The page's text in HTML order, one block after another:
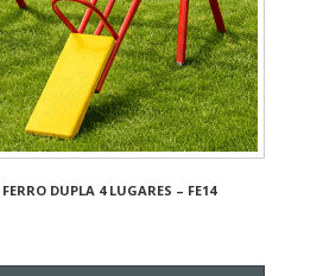
DUPLA 4 LUGARES – FE14